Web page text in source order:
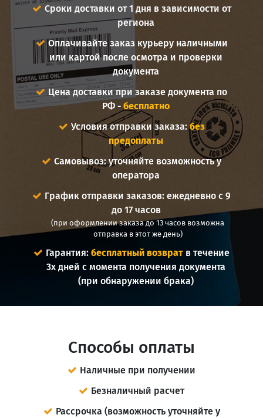
Сроки доставки от 1 дня в зависимости от
региона
Оплачивайте заказ курьеру наличными
или картой после осмотра и проверки
документа
Цена доставки при заказе документа по
РФ -бесплатно
Условия отправки заказа:без
предоплаты
Самовывоз: уточняйте возможность у
оператора
График отправки заказов: ежедневно с 9
до 17 часов
(при оформлении заказа до 13 часов возможна
отправка в этот же день)
Гарантия:бесплатный возврат в течение
3х дней с момента получения документа
(при обнаружении брака)
Способы оплаты
Наличные при получении
Безналичный расчет
Рассрочка (возможность уточняйте у